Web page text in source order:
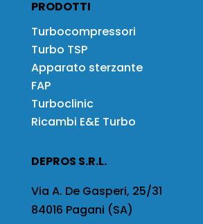
PRODOTTI
Turbocompressori
Turbo TSP
Apparato sterzante
FAP
Turboclinic
Ricambi E&E Turbo
DEPROS S.R.L.
Via A. De Gasperi, 25/31
84016 Pagani (SA)